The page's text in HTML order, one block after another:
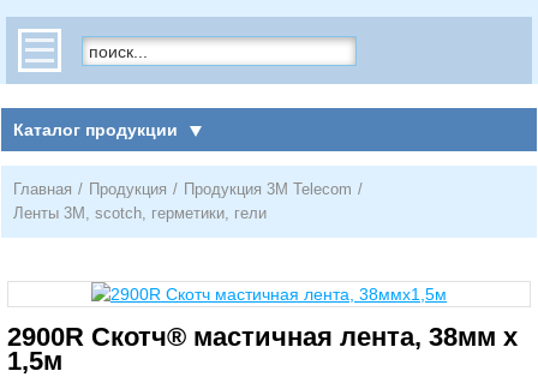
Каталог продукции
Главная / Продукция / Продукция 3М Telecom /
Ленты 3М, scotch, герметики, гели
2900R Скотч® мастичная лента, 38мм х
1,5м